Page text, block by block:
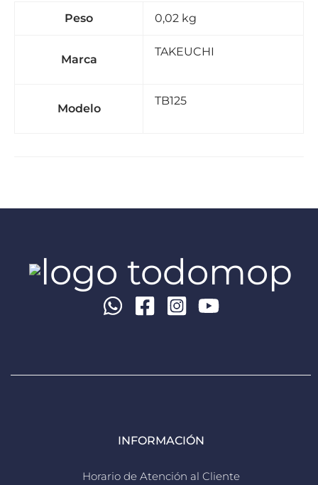
Peso 0,02 kg
Marca
TAKEUCHI
Modelo
TB125
INFORMACIÓN
Horario de Atención al Cliente